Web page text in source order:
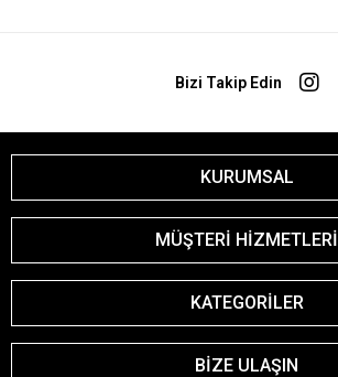
Bizi Takip Edin
KURUMSAL
MÜŞTERİ HİZMETLERİ
KATEGORİLER
BİZE ULAŞIN